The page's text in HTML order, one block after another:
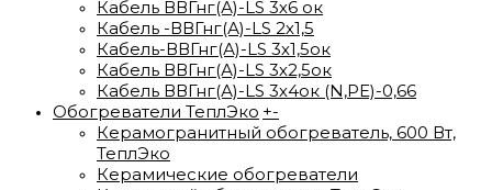
Кабель ВВГнг(А)-LS 3х6 ок
Кабель -ВВГнг(А)-LS 2х1,5
Кабель-ВВГнг(А)-LS 3х1,5ок
Кабель ВВГнг(А)-LS 3х2,5ок
Кабель ВВГнг(А)-LS 3х4ок (N,PE)-0,66
Обогреватели ТеплЭко +-
Керамогранитный обогреватель, 600 Вт,
ТеплЭко
Керамические обогреватели